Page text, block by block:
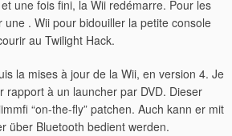
une fois fini, la Wii redémarre. Pour les
. Wii pour bidouiller la petite console
au Twilight Hack.
la mises à jour de la Wii, en version 4. Je
rapport à un launcher par DVD. Dieser
“on-the-fly” patchen. Auch kann er mit
über Bluetooth bedient werden.